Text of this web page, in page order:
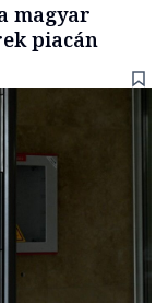
magyar
piacán